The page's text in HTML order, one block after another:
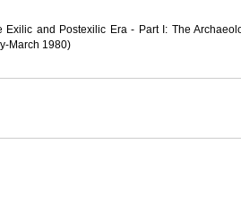
Exilic and Postexilic Era - Part I: The
March 1980)